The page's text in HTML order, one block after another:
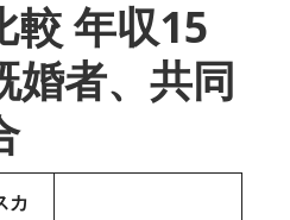
較 年収15
婚者、共同
カ